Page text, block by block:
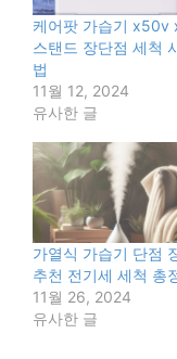
케어팟 가습기 x50v
스탠드 장단점 세척
법
11월 12, 2024
유사한 글
가열식 가습기 단점
추천 전기세 세척 총
11월 26, 2024
유사한 글